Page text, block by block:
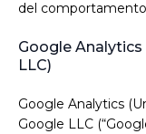
del
Google
LLC)
Google Analytics
Google LLC